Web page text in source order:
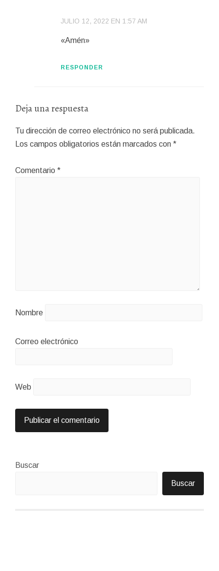
JULIO 12, 2022 EN 1:57 AM
«Amén»
RESPONDER
Deja una respuesta
Tu dirección de correo electrónico no será publicada.
Los campos obligatorios están marcados con*
Comentario*
Nombre
Correo electrónico
Web
Buscar
Buscar